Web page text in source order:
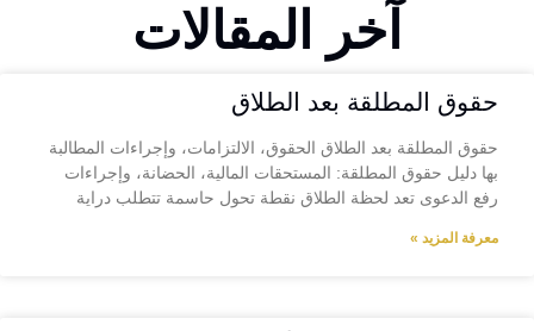
آخر المقالات
حقوق المطلقة بعد الطلاق
حقوق المطلقة بعد الطلاق الحقوق، الالتزامات، وإجراءات المطالبة
بها دليل حقوق المطلقة: المستحقات المالية، الحضانة، وإجراءات
رفع الدعوى تعد لحظة الطلاق نقطة تحول حاسمة تتطلب دراية
معرفة المزيد »